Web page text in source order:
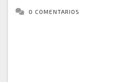
0 COMENTARIOS